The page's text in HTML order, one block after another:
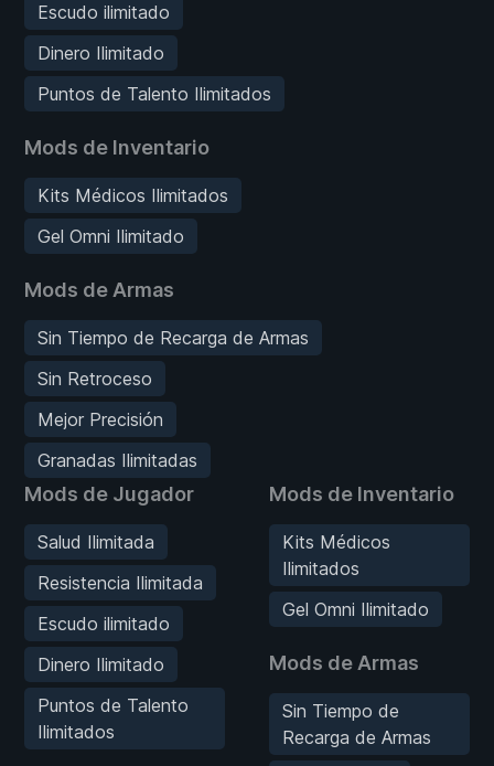
Escudo ilimitado
Dinero Ilimitado
Puntos de Talento Ilimitados
Mods de Inventario
Kits Médicos Ilimitados
Gel Omni Ilimitado
Mods de Armas
Sin Tiempo de Recarga de Armas
Sin Retroceso
Mejor Precisión
Granadas Ilimitadas
Mods de Jugador
Salud Ilimitada
Resistencia Ilimitada
Escudo ilimitado
Dinero Ilimitado
Puntos de Talento
Ilimitados
Mods de Inventario
Kits Médicos
Ilimitados
Gel Omni Ilimitado
Mods de Armas
Sin Tiempo de
Recarga de Armas